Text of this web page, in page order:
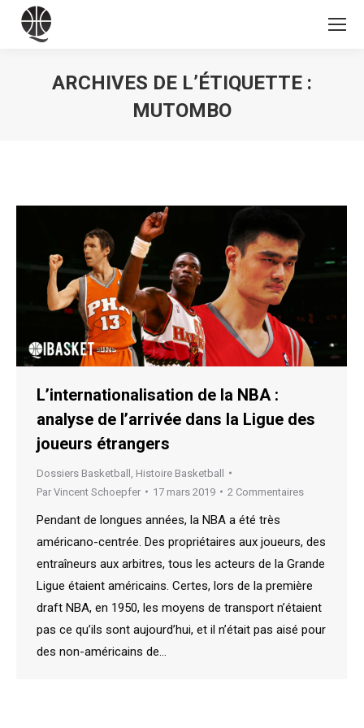
ARCHIVES DE L’ÉTIQUETTE :
MUTOMBO
L’internationalisation de la NBA :
analyse de l’arrivée dans la Ligue des
joueurs étrangers
Dossiers Basketball
Histoire Basketball
Par Vincent Schoepfer 17 mars 2019 2 Commentaires
Pendant de longues années, la NBA a été très
américano-centrée. Des propriétaires aux joueurs, des
entraîneurs aux arbitres, tous les acteurs de la Grande
Ligue étaient américains. Certes, lors de la première
draft NBA, en 1950, les moyens de transport n’étaient
pas ce qu’ils sont aujourd’hui, et il n’était pas aisé pour
des non-américains de…